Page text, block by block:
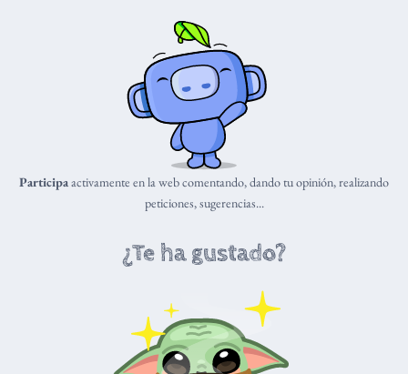
Participaactivamente en la web comentando, dando tu opinión, realizando
peticiones, sugerencias...
¿Te ha gustado?